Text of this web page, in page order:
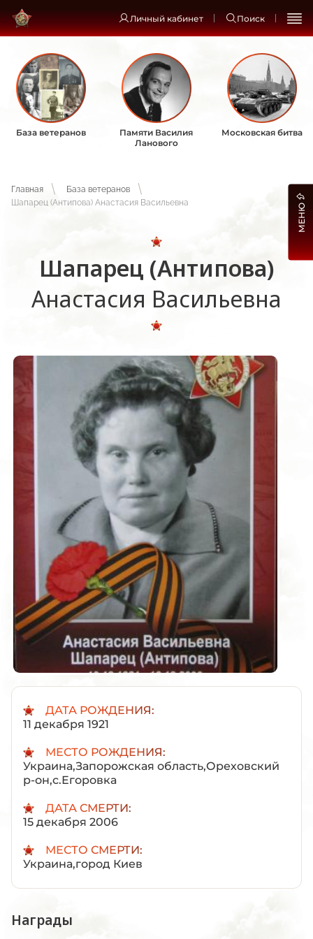
Личный кабинет Поиск
База ветеранов
Памяти Василия
Ланового
Московская битва
Главная
База ветеранов
Шапарец (Антипова) Анастасия Васильевна
Шапарец (Антипова)
Анастасия Васильевна
ДАТА РОЖДЕНИЯ:
11 декабря 1921
МЕСТО РОЖДЕНИЯ:
Украина,Запорожская область,Ореховский
р-он,с.Егоровка
ДАТА СМЕРТИ:
15 декабря 2006
МЕСТО СМЕРТИ:
Украина,город Киев
Награды
МЕНЮ